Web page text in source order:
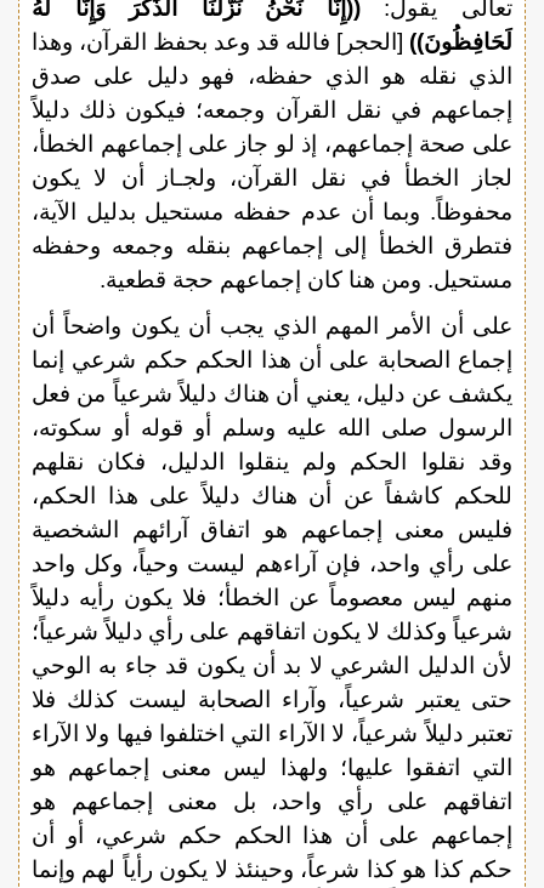
تعالى يقول:((إِنَّا نَحْنُ نَزَّلْنَا الذِّكْرَ وَإِنَّا لَهُ
لَحَافِظُونَ)) [الحجر] فالله قد وعد بحفظ القرآن، وهذا
الذي نقله هو الذي حفظه، فهو دليل على صدق
إجماعهم في نقل القرآن وجمعه؛ فيكون ذلك دليلاً
على صحة إجماعهم، إذ لو جاز على إجماعهم الخطأ،
لجاز الخطأ في نقل القرآن، ولجـاز أن لا يكون
محفوظاً. وبما أن عدم حفظه مستحيل بدليل الآية،
فتطرق الخطأ إلى إجماعهم بنقله وجمعه وحفظه
مستحيل. ومن هنا كان إجماعهم حجة قطعية.
على أن الأمر المهم الذي يجب أن يكون واضحاً أن
إجماع الصحابة على أن هذا الحكم حكم شرعي إنما
يكشف عن دليل، يعني أن هناك دليلاً شرعياً من فعل
الرسول صلى الله عليه وسلم أو قوله أو سكوته،
وقد نقلوا الحكم ولم ينقلوا الدليل، فكان نقلهم
للحكم كاشفاً عن أن هناك دليلاً على هذا الحكم،
فليس معنى إجماعهم هو اتفاق آرائهم الشخصية
على رأي واحد، فإن آراءهم ليست وحياً، وكل واحد
منهم ليس معصوماً عن الخطأ؛ فلا يكون رأيه دليلاً
شرعياً وكذلك لا يكون اتفاقهم على رأي دليلاً شرعياً؛
لأن الدليل الشرعي لا بد أن يكون قد جاء به الوحي
حتى يعتبر شرعياً، وآراء الصحابة ليست كذلك فلا
تعتبر دليلاً شرعياً، لا الآراء التي اختلفوا فيها ولا الآراء
التي اتفقوا عليها؛ ولهذا ليس معنى إجماعهم هو
اتفاقهم على رأي واحد، بل معنى إجماعهم هو
إجماعهم على أن هذا الحكم حكم شرعي، أو أن
حكم كذا هو كذا شرعاً، وحينئذ لا يكون رأياً لهم وإنما